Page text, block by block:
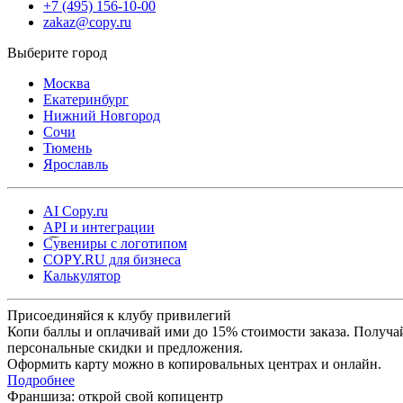
значительно упрощает процесс и экономит время. Такой формат
производства печатной продукции.
Доставка готовых журналов
После выполнения заказа доступна бесплатная доставка в
выдачи Copy.ru. Также возможна отправка через СДЭК — в
можно оформить срочную курьерскую доставку в день заказа,
особенно удобно для деловых и рекламных задач.
Copy.ru обеспечивает стабильное качество и удобные сроки
изготовления, что делает печать журналов надежным решением
для бизнеса, рекламы и корпоративной полиграфии.
+7 (495) 156-10-00
zakaz@copy.ru
Москва
Екатеринбург
Нижний Новгород
Сочи
Тюмень
Ярославль
AI Copy.ru
API и интеграции
Сувениры с логотипом
COPY.RU для бизнеса
Калькулятор
Присоединяйся к клубу привилегий
Копи баллы и оплачивай ими до 15% стоимости заказа.
персональные скидки и предложения.
Оформить карту можно в копировальных центрах и онлайн.
Подробнее
Франшиза: открой свой копицентр